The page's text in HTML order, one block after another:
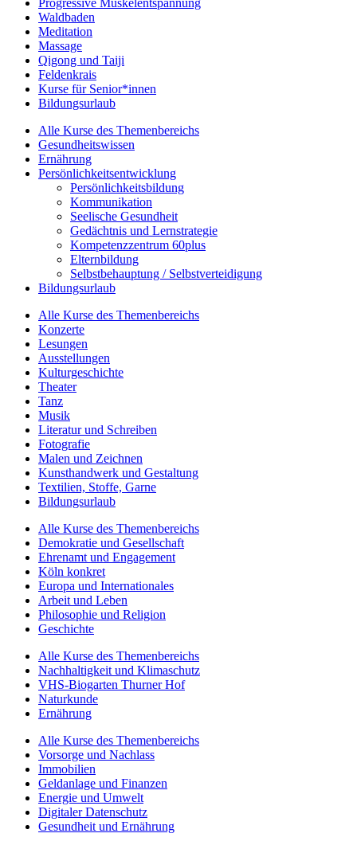
Waldbaden
Meditation
Massage
Qigong und Taiji
Feldenkrais
Kurse für Senior*innen
Bildungsurlaub
Alle Kurse des Themenbereichs
Gesundheitswissen
Ernährung
Persönlichkeitsentwicklung
Persönlichkeitsbildung
Kommunikation
Seelische Gesundheit
Gedächtnis und Lernstrategie
Kompetenzzentrum 60plus
Elternbildung
Selbstbehauptung / Selbstverteidigung
Bildungsurlaub
Alle Kurse des Themenbereichs
Konzerte
Lesungen
Ausstellungen
Kulturgeschichte
Theater
Tanz
Musik
Literatur und Schreiben
Fotografie
Malen und Zeichnen
Kunsthandwerk und Gestaltung
Textilien, Stoffe, Garne
Bildungsurlaub
Alle Kurse des Themenbereichs
Demokratie und Gesellschaft
Ehrenamt und Engagement
Köln konkret
Europa und Internationales
Arbeit und Leben
Philosophie und Religion
Geschichte
Alle Kurse des Themenbereichs
Nachhaltigkeit und Klimaschutz
VHS-Biogarten Thurner Hof
Naturkunde
Ernährung
Alle Kurse des Themenbereichs
Vorsorge und Nachlass
Immobilien
Geldanlage und Finanzen
Energie und Umwelt
Digitaler Datenschutz
Gesundheit und Ernährung